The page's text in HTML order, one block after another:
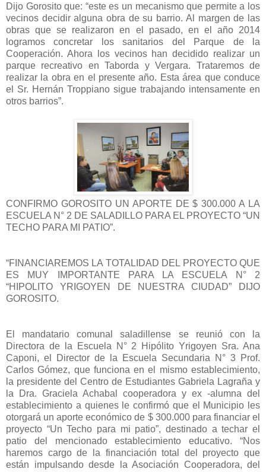
Dijo Gorosito que: “este es un mecanismo que permite a los
vecinos decidir alguna obra de su barrio. Al margen de las
obras que se realizaron en el pasado, en el año 2014
logramos concretar los sanitarios del Parque de la
Cooperación. Ahora los vecinos han decidido realizar un
parque recreativo en Taborda y Vergara. Trataremos de
realizar la obra en el presente año. Esta área que conduce
el Sr. Hernán Troppiano sigue trabajando intensamente en
otros barrios”.
CONFIRMO GOROSITO UN APORTE DE $ 300.000 A LA
ESCUELA N° 2 DE SALADILLO PARA EL PROYECTO “UN
TECHO PARA MI PATIO”.
“FINANCIAREMOS LA TOTALIDAD DEL PROYECTO QUE
ES MUY IMPORTANTE PARA LA ESCUELA N° 2
“HIPOLITO YRIGOYEN DE NUESTRA CIUDAD” DIJO
GOROSITO.
El mandatario comunal saladillense se reunió con la
Directora de la Escuela N° 2 Hipólito Yrigoyen Sra. Ana
Caponi, el Director de la Escuela Secundaria N° 3 Prof.
Carlos Gómez, que funciona en el mismo establecimiento,
la presidente del Centro de Estudiantes Gabriela Lagraña y
la Dra. Graciela Achabal cooperadora y ex -alumna del
establecimiento a quienes le confirmó que el Municipio les
otorgará un aporte económico de $ 300.000 para financiar el
proyecto “Un Techo para mi patio”, destinado a techar el
patio del mencionado establecimiento educativo. “Nos
haremos cargo de la financiación total del proyecto que
están impulsando desde la Asociación Cooperadora, del